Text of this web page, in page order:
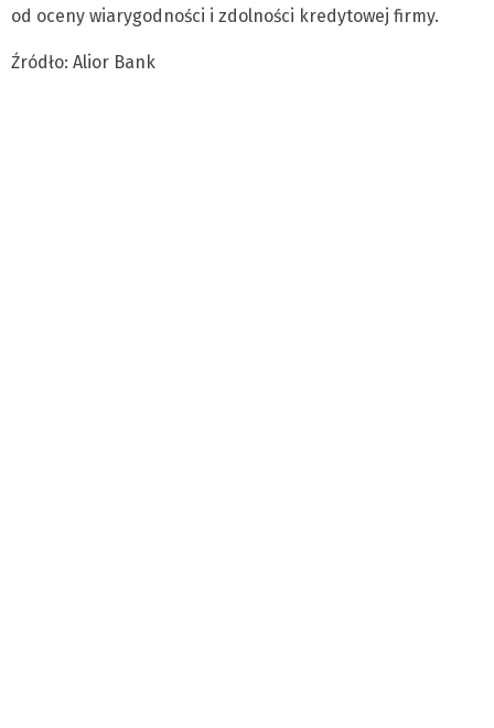
od oceny wiarygodności i zdolności kredytowej firmy.
Źródło: Alior Bank